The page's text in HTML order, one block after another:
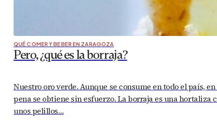
QUÉ COMER Y BEBER EN ZARAGOZA
Pero, ¿qué es la borraja?
Nuestro oro verde. Aunque se consume en todo el país,
pena se obtiene sin esfuerzo. La borraja es una
unos pelillos…